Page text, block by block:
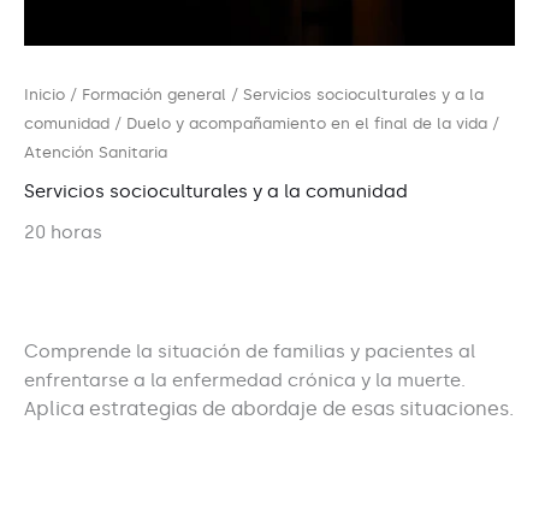
Inicio / Formación general / Servicios socioculturales y a la
comunidad / Duelo y acompañamiento en el final de la vida /
Atención Sanitaria
Servicios socioculturales y a la comunidad
20 horas
Comprende la situación de familias y pacientes al
enfrentarse a la enfermedad crónica y la muerte.
Aplica estrategias de abordaje de esas situaciones.